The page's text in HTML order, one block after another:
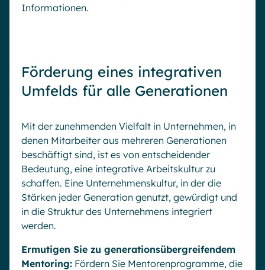
Informationen.
Förderung eines integrativen
Umfelds für alle Generationen
Mit der zunehmenden Vielfalt in Unternehmen, in
denen Mitarbeiter aus mehreren Generationen
beschäftigt sind, ist es von entscheidender
Bedeutung, eine integrative Arbeitskultur zu
schaffen. Eine Unternehmenskultur, in der die
Stärken jeder Generation genutzt, gewürdigt und
in die Struktur des Unternehmens integriert
werden.
Ermutigen Sie zu generationsübergreifendem
Mentoring: Fördern Sie Mentorenprogramme, die